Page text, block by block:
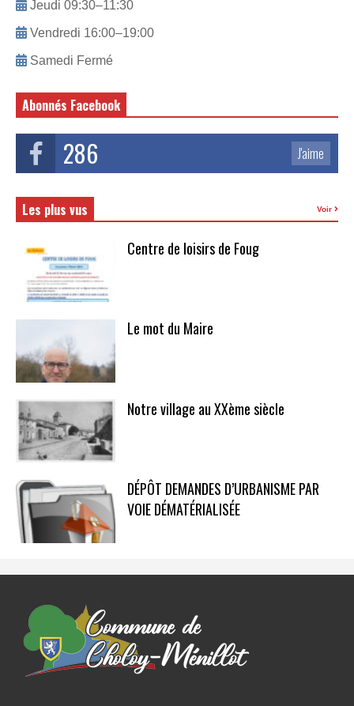
Jeudi 09:30–11:30
Vendredi 16:00–19:00
Samedi Fermé
Abonnés Facebook
286 J'aime
Les plus vus Voir
Centre de loisirs de Foug
Le mot du Maire
Notre village au XXème siècle
DÉPÔT DEMANDES D’URBANISME PAR
VOIE DÉMATÉRIALISÉE